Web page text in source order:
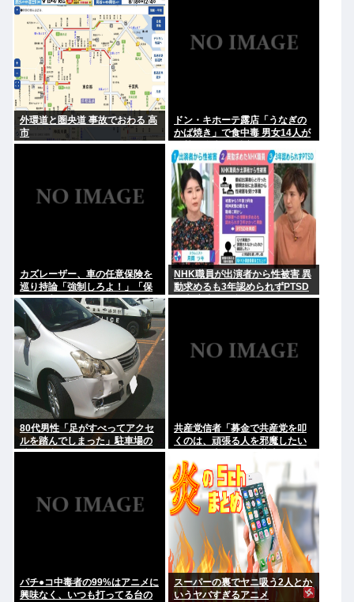
まで1年かけてリリース当時の日
付に順次配信予定
外環道と圏央道 事故でおわる 高
市
ドン・キホーテ露店「うなぎの
かば焼き」で食中毒 男女14人が
ラ属の菌検出
カズレーザー、車の任意保険を
巡り持論「強制しろよ！」「保
険にも入れないヤツは運転すん
なよ」
NHK職員が出演者から性被害 異
動求めるも3年認められずPTSD
に 加害者側が釈明も… 月岡ツキ
80代男性「足がすべってアクセ
ルを踏んでしまった」駐車場の
壁に衝突
共産党信者「募金で共産党を叩
くのは、頑張る人を邪魔したい
のせい」
パチ●コ中毒者の99%はアニメに
興味なく、いつも打ってる台の
スーパーの裏でヤニ吸う2人とか
いうヤバすぎるアニメ